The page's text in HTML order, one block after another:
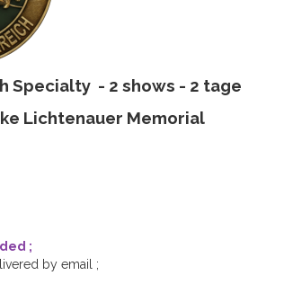
Specialty - 2 shows - 2 tage
Lichtenauer Memorial
;
by email ;